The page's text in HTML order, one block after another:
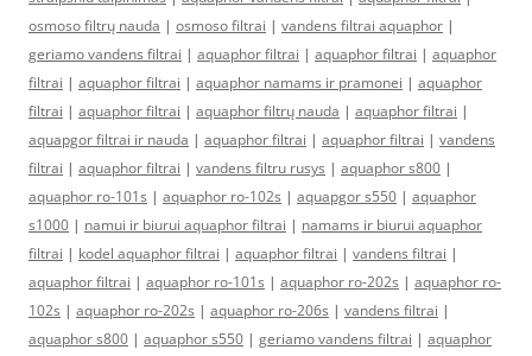
osmoso filtrų nauda | osmoso filtrai | vandens filtrai aquaphor |
geriamo vandens filtrai | aquaphor filtrai | aquaphor filtrai | aquaphor
filtrai | aquaphor filtrai | aquaphor namams ir pramonei | aquaphor
filtrai | aquaphor filtrai | aquaphor filtrų nauda | aquaphor filtrai |
aquapgor filtrai ir nauda | aquaphor filtrai | aquaphor filtrai | vandens
filtrai | aquaphor filtrai | vandens filtru rusys | aquaphor s800 |
aquaphor ro-101s | aquaphor ro-102s | aquapgor s550 | aquaphor
s1000 | namui ir biurui aquaphor filtrai | namams ir biurui aquaphor
filtrai | kodel aquaphor filtrai | aquaphor filtrai | vandens filtrai |
aquaphor filtrai | aquaphor ro-101s | aquaphor ro-202s | aquaphor ro-
102s | aquaphor ro-202s | aquaphor ro-206s | vandens filtrai |
aquaphor s800 | aquaphor s550 | geriamo vandens filtrai | aquaphor